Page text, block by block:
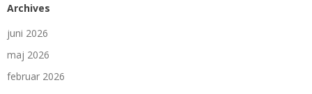
Archives
juni 2026
maj 2026
februar 2026